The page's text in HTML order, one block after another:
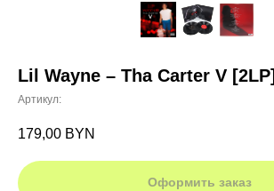
Lil Wayne ‎– Tha Carter V [2LP]
Артикул:
179,00 BYN
Оформить заказ